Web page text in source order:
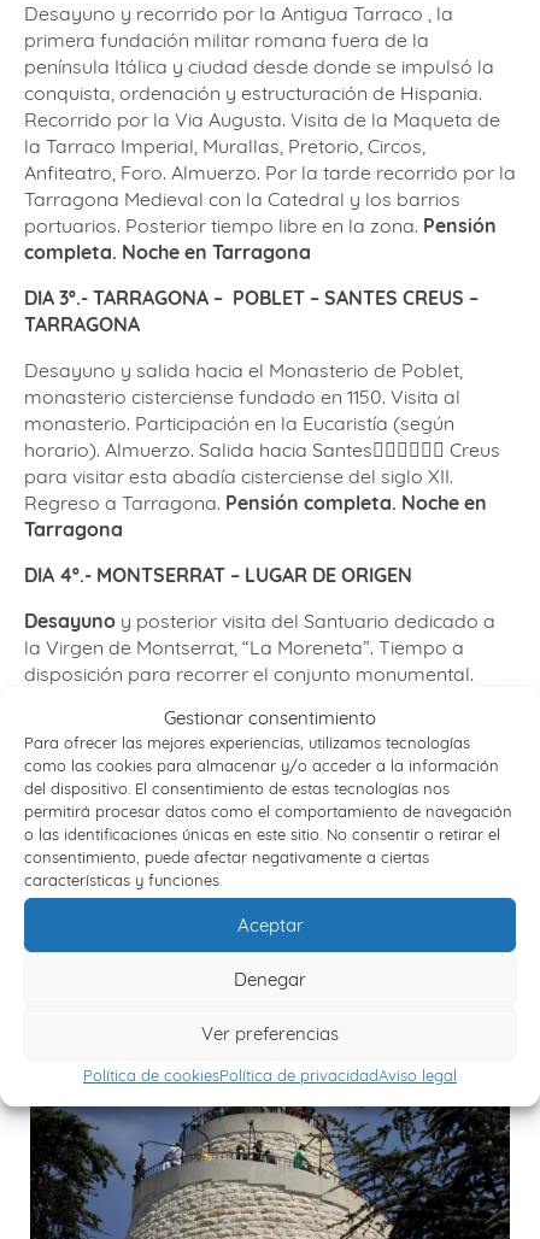
Gestionar consentimiento
Para ofrecer las mejores experiencias, utilizamos tecnologías
como las cookies para almacenar y/o acceder a la información
del dispositivo. El consentimiento de estas tecnologías nos
permitirá procesar datos como el comportamiento de navegación
o las identificaciones únicas en este sitio. No consentir o retirar el
consentimiento, puede afectar negativamente a ciertas
características y funciones.
Aceptar
Denegar
Ver preferencias
Política de cookiesPolítica de privacidadAviso legal
Desayuno y recorrido por la Antigua Tarraco , la
primera fundación militar romana fuera de la
península Itálica y ciudad desde donde se impulsó la
conquista, ordenación y estructuración de Hispania.
Recorrido por la Via Augusta. Visita de la Maqueta de
la Tarraco Imperial, Murallas, Pretorio, Circos,
Anfiteatro, Foro. Almuerzo. Por la tarde recorrido por la
Tarragona Medieval con la Catedral y los barrios
portuarios. Posterior tiempo libre en la zona. Pensión
completa. Noche en Tarragona
DIA 3º.- TARRAGONA – POBLET – SANTES CREUS –
TARRAGONA
Desayuno y salida hacia el Monasterio de Poblet,
monasterio cisterciense fundado en 1150. Visita al
monasterio. Participación en la Eucaristía (según
horario). Almuerzo. Salida hacia Santes􏰬􏰅􏰂􏰁􏰃􏰝 Creus
para visitar esta abadía cisterciense del siglo XII.
Regreso a Tarragona. Pensión completa. Noche en
Tarragona
DIA 4º.- MONTSERRAT – LUGAR DE ORIGEN
Desayuno y posterior visita del Santuario dedicado a
la Virgen de Montserrat, “La Moreneta”. Tiempo a
disposición para recorrer el conjunto monumental.
􏰓􏰁􏰀􏰄􏰉 iniciaremos nuestro camino de regreso al lugar
de origen. Fin del viaje y de 􏰏􏰂nuestros servicios.
Viajes relacionados